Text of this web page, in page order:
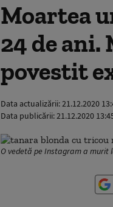
Moartea
24 de ani.
povestit
Data actualizării:21.12.2020
Data publicării:21.12.2020
O vedetă pe Instagram a murit